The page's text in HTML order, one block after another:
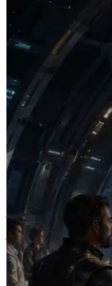
2026.07.04
ERPC ने
किया — AI
डिमांड भुगतान
यह लेख पढ़ें